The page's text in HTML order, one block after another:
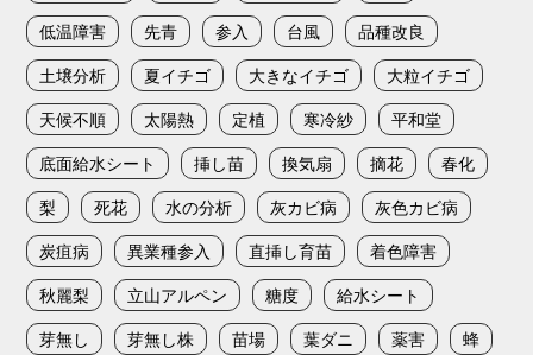
低温障害
先青 参入 台風
品種改良
土壌分析
夏イチゴ 大きなイチゴ
大粒イチゴ
天候不順
太陽熱 定植 寒冷紗
平和堂
底面給水シート
挿し苗 換気扇 摘花
春化
梨
死花 水の分析 灰カビ病
灰色カビ病
炭疽病
異業種参入 直挿し育苗
着色障害
秋麗梨
立山アルペン 糖度
給水シート
芽無し
芽無し株 苗場 葉ダニ 薬害
蜂